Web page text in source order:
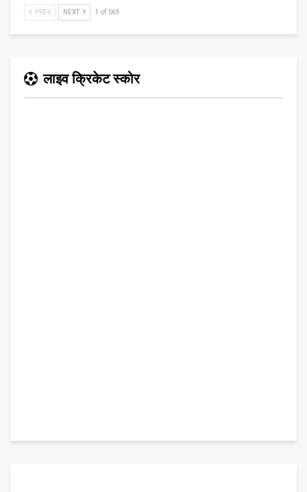
PREV NEXT 1 of 569
लाइव क्रिकेट स्कोर